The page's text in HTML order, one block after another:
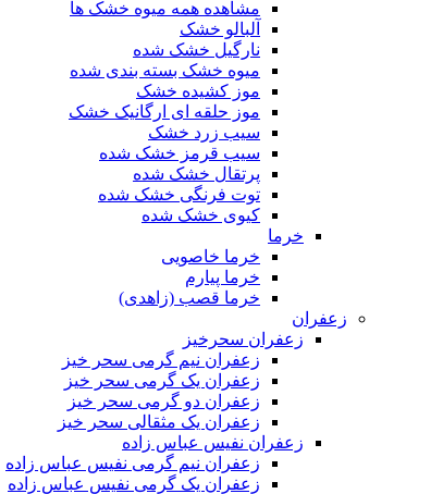
مشاهده همه میوه خشک ها
آلبالو خشک
نارگیل خشک شده
میوه خشک بسته بندی شده
موز کشیده خشک
موز حلقه ای ارگانیک خشک
سیب زرد خشک
سیب قرمز خشک شده
پرتقال خشک شده
توت فرنگی خشک شده
کیوی خشک شده
خرما
خرما خاصویی
خرما پیارم
خرما قصب (زاهدی)
زعفران
زعفران سحرخیز
زعفران نیم گرمی سحر خیز
زعفران یک گرمی سحر خیز
زعفران دو گرمی سحر خیز
زعفران یک مثقالی سحر خیز
زعفران نفیس عباس زاده
زعفران نیم گرمی نفیس عباس زاده
زعفران یک گرمی نفیس عباس زاده